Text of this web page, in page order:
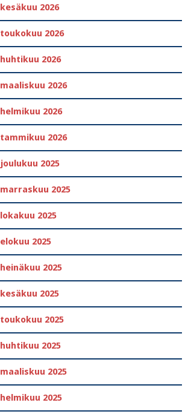
kesäkuu 2026
toukokuu 2026
huhtikuu 2026
maaliskuu 2026
helmikuu 2026
tammikuu 2026
joulukuu 2025
marraskuu 2025
lokakuu 2025
elokuu 2025
heinäkuu 2025
kesäkuu 2025
toukokuu 2025
huhtikuu 2025
maaliskuu 2025
helmikuu 2025